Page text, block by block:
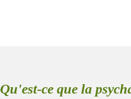
Qu'est-ce que la